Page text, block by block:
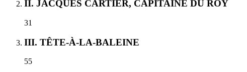
II. JACQUES CARTIER, CAPITAINE DU ROY
31
III. TÊTE-À-LA-BALEINE
55